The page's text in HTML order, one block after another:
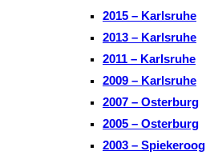
2015 – Karlsruhe
2013 – Karlsruhe
2011 – Karlsruhe
2009 – Karlsruhe
2007 – Osterburg
2005 – Osterburg
2003 – Spiekeroog